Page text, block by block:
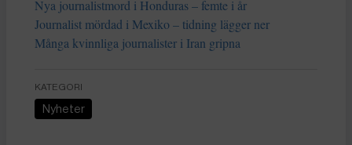
Nya journalistmord i Honduras – femte i år
Journalist mördad i Mexiko – tidning lägger ner
Många kvinnliga journalister i Iran gripna
KATEGORI
Nyheter